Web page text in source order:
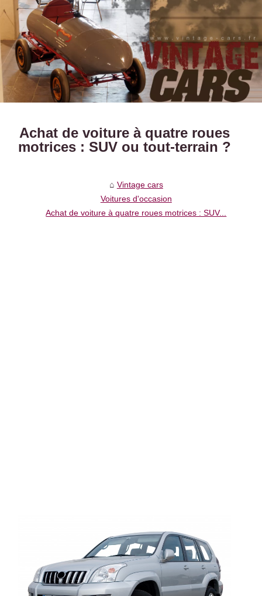
Achat de voiture à quatre roues
motrices : SUV ou tout-terrain ?
Vintage cars
Voitures d'occasion
Achat de voiture à quatre roues motrices : SUV...